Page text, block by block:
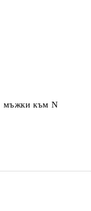
мъжки към N